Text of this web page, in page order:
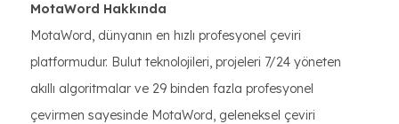
MotaWord Hakkında
MotaWord, dünyanın en hızlı profesyonel çeviri
platformudur. Bulut teknolojileri, projeleri 7/24 yöneten
akıllı algoritmalar ve 29 binden fazla profesyonel
çevirmen sayesinde MotaWord, geleneksel çeviri